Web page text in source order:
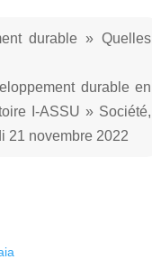
durable » Quelles
durable en
I-ASSU » Société,
21 novembre 2022